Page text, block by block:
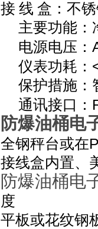
接 线 盒：不
主要功能：
电源电压：
仪表功耗：
保护措施：
通讯接口：
防爆油桶电
全钢秤台或在
接线盒内置、
防爆油桶电
度
平板或花纹钢